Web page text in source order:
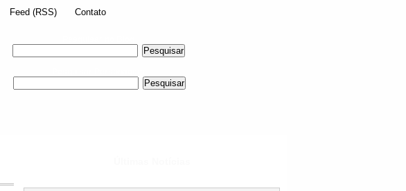
Feed (RSS) Contato